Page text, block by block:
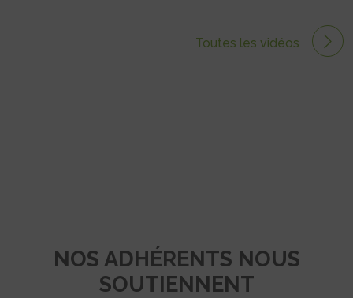
Toutes les vidéos
NOS ADHÉRENTS NOUS
SOUTIENNENT